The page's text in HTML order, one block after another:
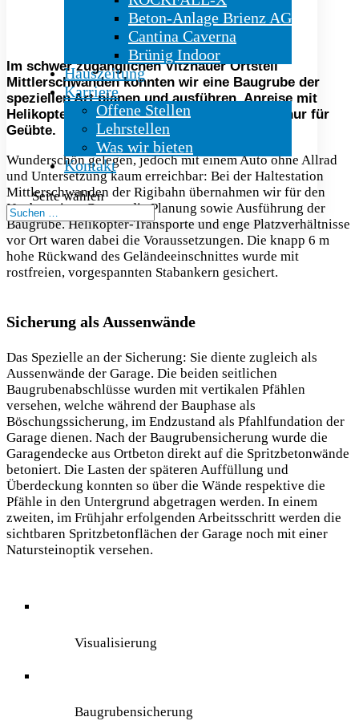
Beton-Anlage Brienz AG
Cantina Caverna
Brünig Indoor
Hauszeitung
Karriere
Offene Stellen
Lehrstellen
Was wir bieten
Kontakt
Seite wählen
Bohrung der Mikropfähle
Im schwer zugänglichen Vitznauer Ortsteil
Mittlerschwanden konnten wir eine Baugrube der
speziellen Art planen und ausführen. Anreise mit
Helikopter oder Rigibahn – Zufahrtsstrasse nur für
Geübte.
Wunderschön gelegen, jedoch mit einem Auto ohne Allrad
und Untersetzung kaum erreichbar: Bei der Haltestation
Mittlerschwanden der Rigibahn übernahmen wir für den
Neubau einer Garage die Planung sowie Ausführung der
Baugrube. Helikopter-Transporte und enge Platzverhältnisse
vor Ort waren dabei die Voraussetzungen. Die knapp 6 m
hohe Rückwand des Geländeeinschnittes wurde mit
rostfreien, vorgespannten Stabankern gesichert.
Sicherung als Aussenwände
Das Spezielle an der Sicherung: Sie diente zugleich als
Aussenwände der Garage. Die beiden seitlichen
Baugrubenabschlüsse wurden mit vertikalen Pfählen
versehen, welche während der Bauphase als
Böschungssicherung, im Endzustand als Pfahlfundation der
Garage dienen. Nach der Baugrubensicherung wurde die
Garagendecke aus Ortbeton direkt auf die Spritzbetonwände
betoniert. Die Lasten der späteren Auffüllung und
Überdeckung konnten so über die Wände respektive die
Pfähle in den Untergrund abgetragen werden. In einem
zweiten, im Frühjahr erfolgenden Arbeitsschritt werden die
sichtbaren Spritzbetonflächen der Garage noch mit einer
Natursteinoptik versehen.
Visualisierung
Baugrubensicherung